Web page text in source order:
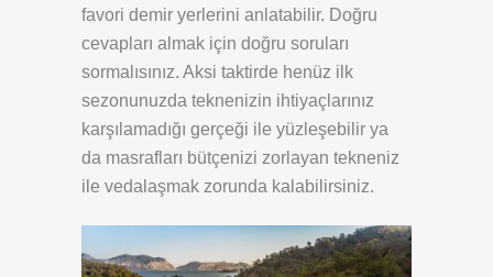
favori demir yerlerini anlatabilir. Doğru
cevapları almak için doğru soruları
sormalısınız. Aksi taktirde henüz ilk
sezonunuzda teknenizin ihtiyaçlarınız
karşılamadığı gerçeği ile yüzleşebilir ya
da masrafları bütçenizi zorlayan tekneniz
ile vedalaşmak zorunda kalabilirsiniz.